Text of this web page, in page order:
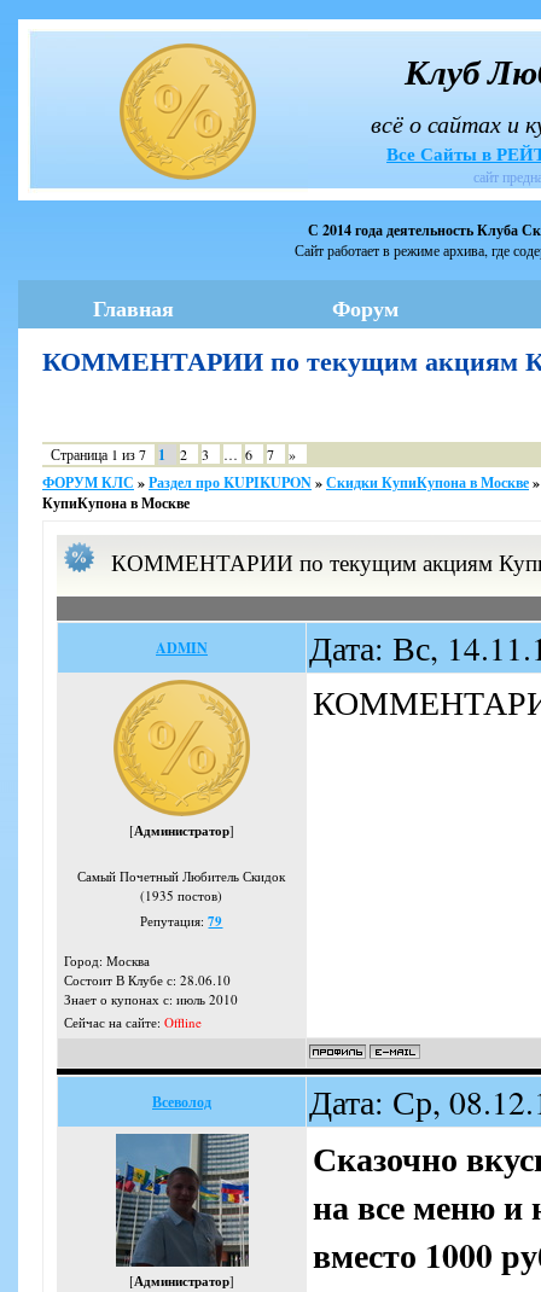
Клуб
всё о сайтах и
Все Сайты в
сайт
С 2014 года деятельность Клуба
Сайт работает в режиме архива, где
Главная Форум
КОММЕНТАРИИ по текущим акциям
Страница 1 из7 1 2 3 … 6 7 »
ФОРУМ КЛС »Раздел про KUPIKUPON»Скидки КупиКупона в Москве»
КупиКупона в Москве
КОММЕНТАРИИ по текущим акциям
ADMIN Дата: Вс,
[Администратор]
Самый Почетный Любитель Скидок
(1935 постов)
Репутация:79
Город: Москва
Состоит В Клубе с: 28.06.10
Знает о купонах с: июль 2010
Сейчас на сайте: Offline
Всеволод Дата: Ср,
[Администратор]
Сказочно
на все меню и
вместо 1000